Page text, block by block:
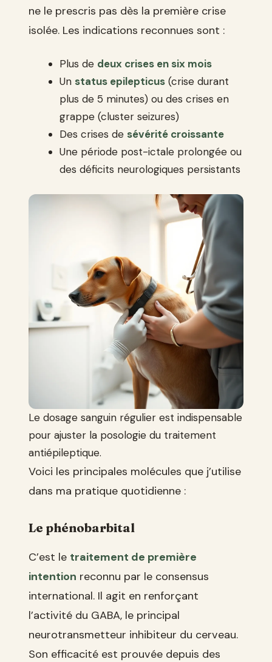
ne le prescris pas dès la première crise
isolée. Les indications reconnues sont :
Plus de deux crises en six mois
Un status epilepticus (crise durant
plus de 5 minutes) ou des crises en
grappe (cluster seizures)
Des crises de sévérité croissante
Une période post-ictale prolongée ou
des déficits neurologiques persistants
Le dosage sanguin régulier est indispensable
pour ajuster la posologie du traitement
antiépileptique.
Voici les principales molécules que j’utilise
dans ma pratique quotidienne :
Le phénobarbital
C’est le traitement de première
intention reconnu par le consensus
international. Il agit en renforçant
l’activité du GABA, le principal
neurotransmetteur inhibiteur du cerveau.
Son efficacité est prouvée depuis des